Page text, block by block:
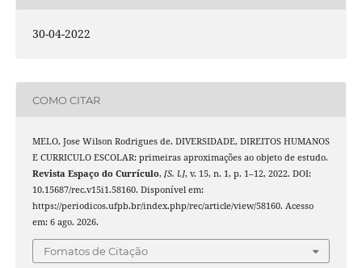
30-04-2022
COMO CITAR
MELO, Jose Wilson Rodrigues de. DIVERSIDADE, DIREITOS HUMANOS
E CURRICULO ESCOLAR: primeiras aproximações ao objeto de estudo.
Revista Espaço do Currículo, [S. l.], v. 15, n. 1, p. 1–12, 2022. DOI:
10.15687/rec.v15i1.58160. Disponível em:
https://periodicos.ufpb.br/index.php/rec/article/view/58160. Acesso
em: 6 ago. 2026.
Fomatos de Citação